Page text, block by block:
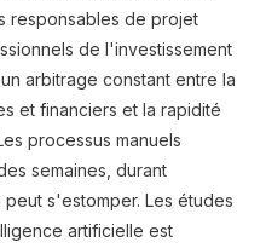
responsables de projet
de l'investissement
arbitrage constant entre la
et financiers et la rapidité
processus manuels
semaines, durant
s'estomper. Les études
artificielle est